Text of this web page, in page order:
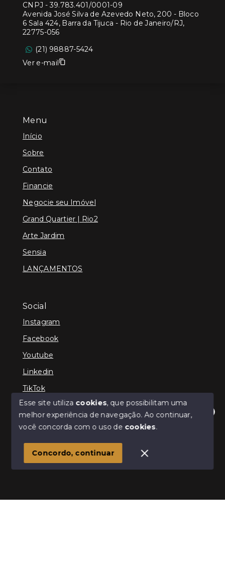
Olá! Estamos disponíveis para te ajudar.
Menu
Início
Sobre
Contato
Financie
Negocie seu Imóvel
Grand Quartier | Rio2
Arte Jardim
Sensia
LANÇAMENTOS
Social
Instagram
Facebook
Youtube
Linkedin
TikTok
© Copyright 2026 - TEFE IMÓVEIS - Todos os direitos
SITE PARA IMOBILIARIA
CNPJ -39.783.401/0001-09
Avenida José Silva de Azevedo Neto, 200 - Bloco
6 Sala 424, Barra da Tijuca - Rio de Janeiro/RJ,
22775-056
(21) 98887-5424
Ver e-mail
Esse site utiliza cookies, que possibilitam uma
melhor experiência de navegação.Ao continuar,
você concorda com o uso de cookies.
Concordo, continuar